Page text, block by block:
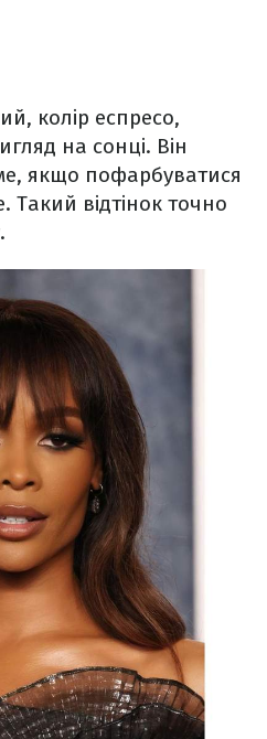
колір еспресо,
на сонці. Він
якщо пофарбуватися
Такий відтінок точно